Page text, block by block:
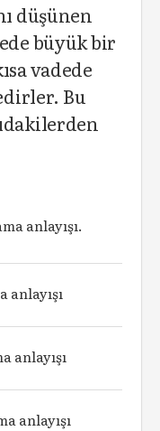
düşünen
büyük bir
vadede
Bu
anlayışı.
anlayışı
anlayışı
anlayışı